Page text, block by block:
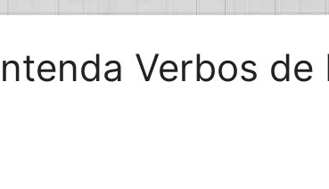
Verbos de